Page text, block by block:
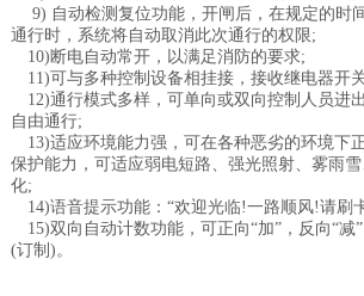
9) 自动检测复位功能，开闸后，在规定的时
通行时，系统将自动取消此次通行的权限;
10)断电自动常开，以满足消防的要求;
11)可与多种控制设备相挂接，接收继电器开
12)通行模式多样，可单向或双向控制人员进
自由通行;
13)适应环境能力强，可在各种恶劣的环境下
保护能力，可适应弱电短路、强光照射、雾雨
化;
14)语音提示功能：“欢迎光临!一路顺风!请刷
15)双向自动计数功能，可正向“加”，反向“减
(订制)。